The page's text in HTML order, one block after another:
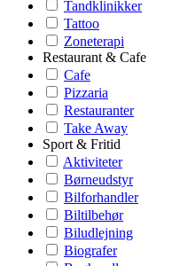
Tandklinikker
Tattoo
Zoneterapi
Restaurant & Cafe
Cafe
Pizzaria
Restauranter
Take Away
Sport & Fritid
Aktiviteter
Børneudstyr
Bilforhandler
Biltilbehør
Biludlejning
Biografer